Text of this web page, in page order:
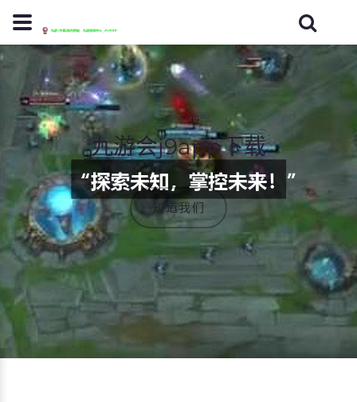
九游会j9app下载
知道我们